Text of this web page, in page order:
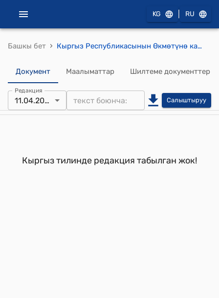
KG RU
Башкы бет › Кыргыз Республикасынын Өкмөтүнө караштуу Курчап турган чөйрөнү коргоо жана токой чарбасы боюнча мамлекеттик агенттик жөнүндө жобо (Кыргыз Республикасынын Өкмөтүнүн 2005-жылдын 26-декабрындагы N 617 токтому менен бекитилген)
Документ Маалыматтар Шилтеме документтер
Редакция
11.04.2007 Салыштыруу
Кыргыз тилинде редакция табылган жок!